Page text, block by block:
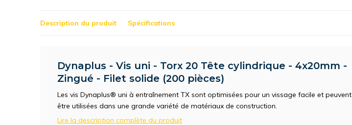
Description du produit Spécifications
Dynaplus - Vis uni - Torx 20 Tête cylindrique - 4x20mm -
Zingué - Filet solide (200 pièces)
Les vis Dynaplus® uni à entraînement TX sont optimisées pour un vissage facile et peuvent
être utilisées dans une grande variété de matériaux de construction.
Lire la description complète du produit